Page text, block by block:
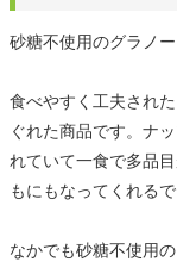
砂糖不使用のグラノ
食べやすく工夫され
ぐれた商品です。ナ
れていて一食で多品
もにもなってくれるで
なかでも砂糖不使用